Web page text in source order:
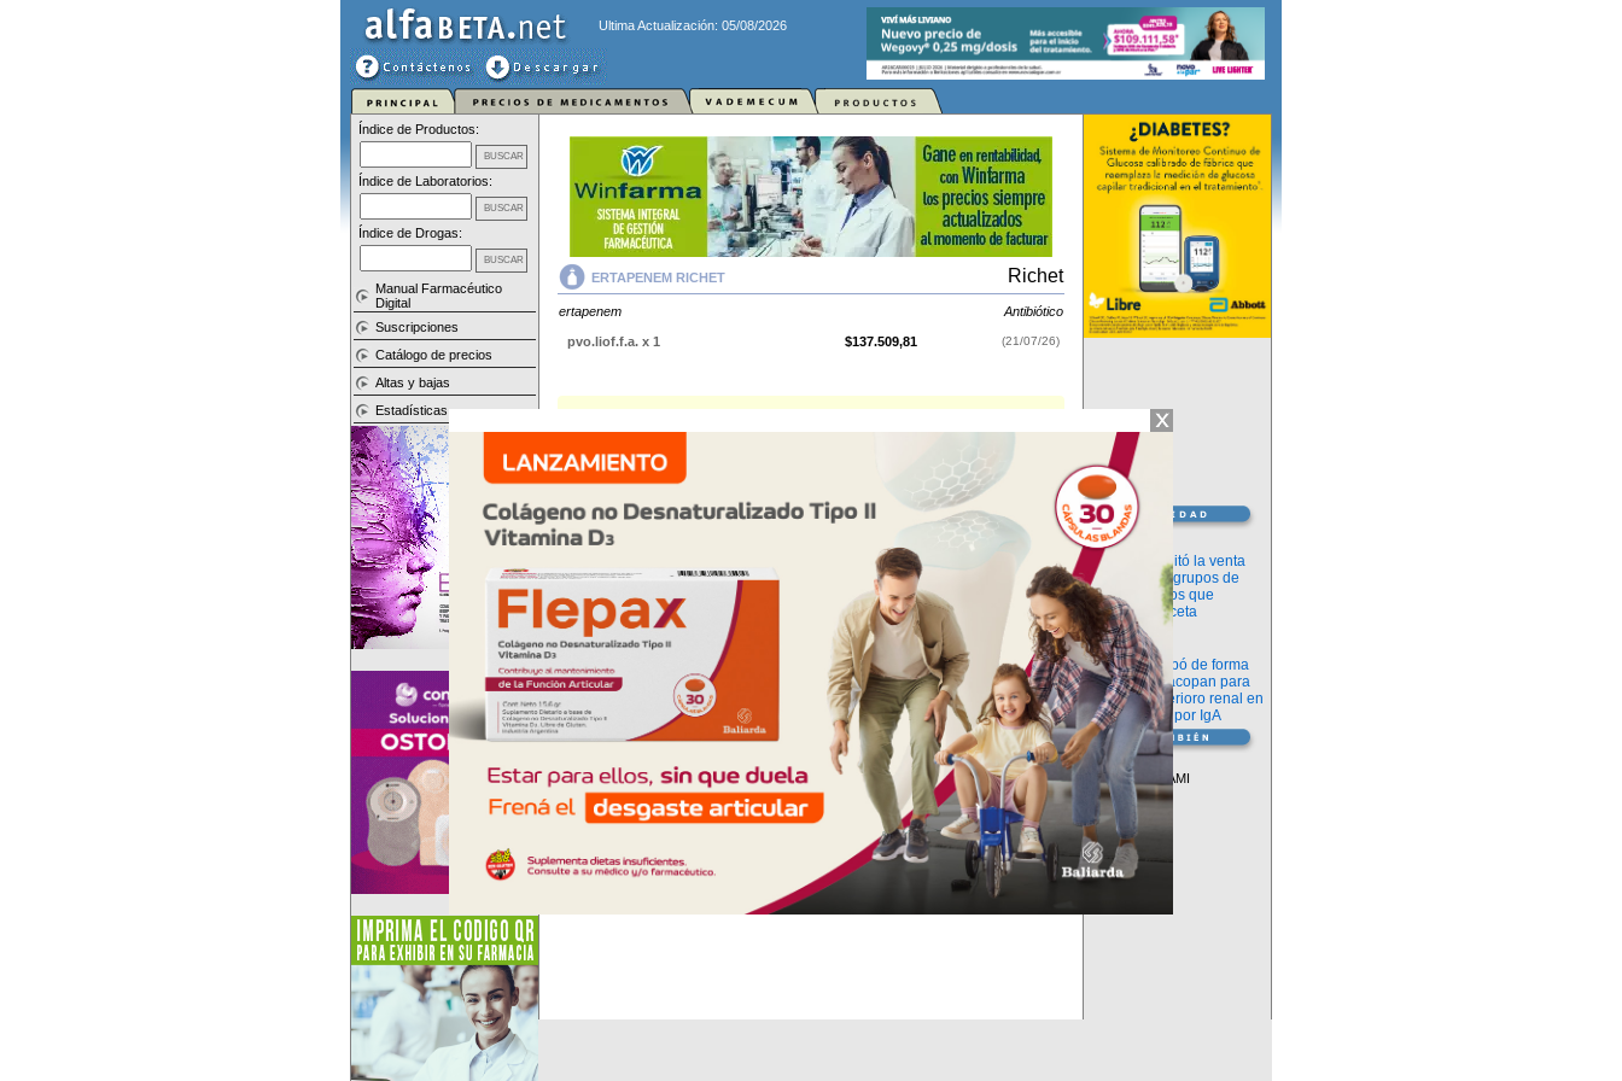
Ultima Actualización: 05/08/2026
Índice de Productos:
Índice de Laboratorios:
Índice de Drogas:
Manual Farmacéutico
Digital
Suscripciones
Catálogo de precios
Altas y bajas
Estadísticas
ERTAPENEM RICHET Richet
ertapenem Antibiótico
pvo.liof.f.a. x 1 $137.509,81 (21/07/26)
Explorar más
Richet
Información
ANMAT habilitó la venta
libre de diez grupos de
medicamentos que
requerían receta
Novedades
La FDA aprobó de forma
definitiva iptacopan para
frenar el deterioro renal en
la nefropatía por IgA
Vademécum
Descuentos PAMI